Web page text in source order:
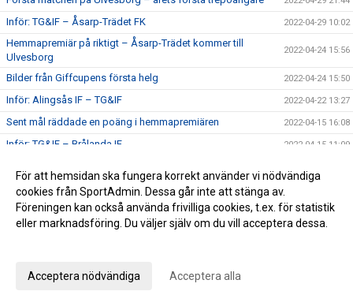
Inför: TG&IF – Åsarp-Trädet FK 2022-04-29 10:02
Hemmapremiär på riktigt – Åsarp-Trädet kommer till
Ulvesborg
2022-04-24 15:56
Bilder från Giffcupens första helg 2022-04-24 15:50
Inför: Alingsås IF – TG&IF 2022-04-22 13:27
Sent mål räddade en poäng i hemmapremiären 2022-04-15 16:08
Inför: TG&IF – Brålanda IF 2022-04-15 11:09
Höjdpunkter från premiären mot Holmalunds IF
Inför: Holmalunds IF – TG&IF 2022-04-08 13:44
TG&IF flyttar fram första Giffcupen-helgen
Välkommen till vår nya hemsida
För att hemsidan ska fungera korrekt använder vi nödvändiga
cookies från SportAdmin. Dessa går inte att stänga av.
Föreningen kan också använda frivilliga cookies, t.ex. för statistik
eller marknadsföring. Du väljer själv om du vill acceptera dessa.
Acceptera nödvändiga Acceptera alla